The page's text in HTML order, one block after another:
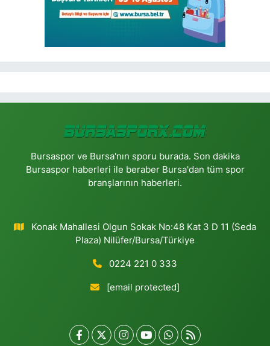
Bursaspor ve Bursa'nın sporu burada. Son dakika
Bursaspor haberleri ile beraber Bursa'dan tüm spor
branşlarının haberleri.
Konak Mahallesi Olgun Sokak No:48 Kat 3 D 11 (Seda
Plaza) Nilüfer/Bursa/Türkiye
0224 221 0 333
[email protected]